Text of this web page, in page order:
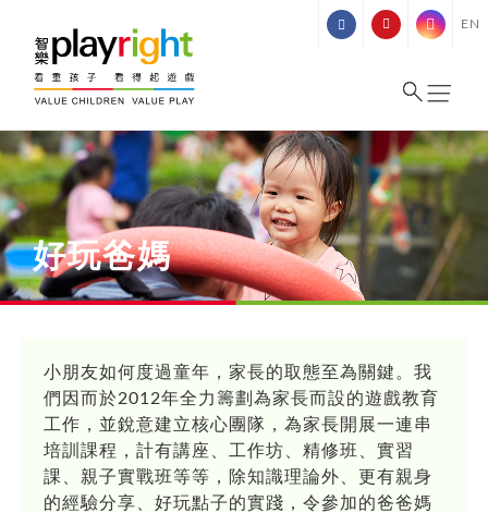
content
EN
好玩爸媽
小朋友如何度過童年，家長的取態至為關鍵。我
們因而於2012年全力籌劃為家長而設的遊戲教育
工作，並銳意建立核心團隊，為家長開展一連串
培訓課程，計有講座、工作坊、精修班、實習
課、親子實戰班等等，除知識理論外、更有親身
的經驗分享、好玩點子的實踐，令參加的爸爸媽